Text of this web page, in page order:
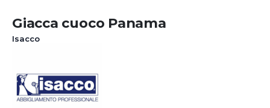
Giacca cuoco Panama
Isacco